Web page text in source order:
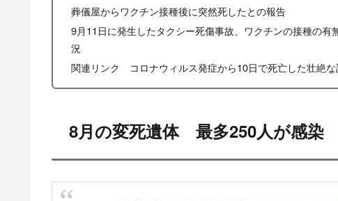
葬儀屋からワクチン接種後に突然死したとの報告
9月11日に発生したタクシー死傷事故、ワクチンの接種の
況
関連リンク コロナウィルス発症から10日で死亡した壮絶
8月の変死遺体 最多250人が感染